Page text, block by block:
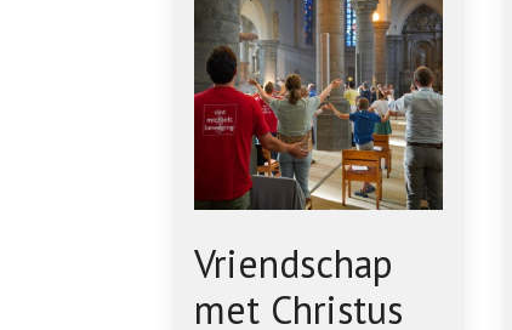
Vriendschap
met Christus